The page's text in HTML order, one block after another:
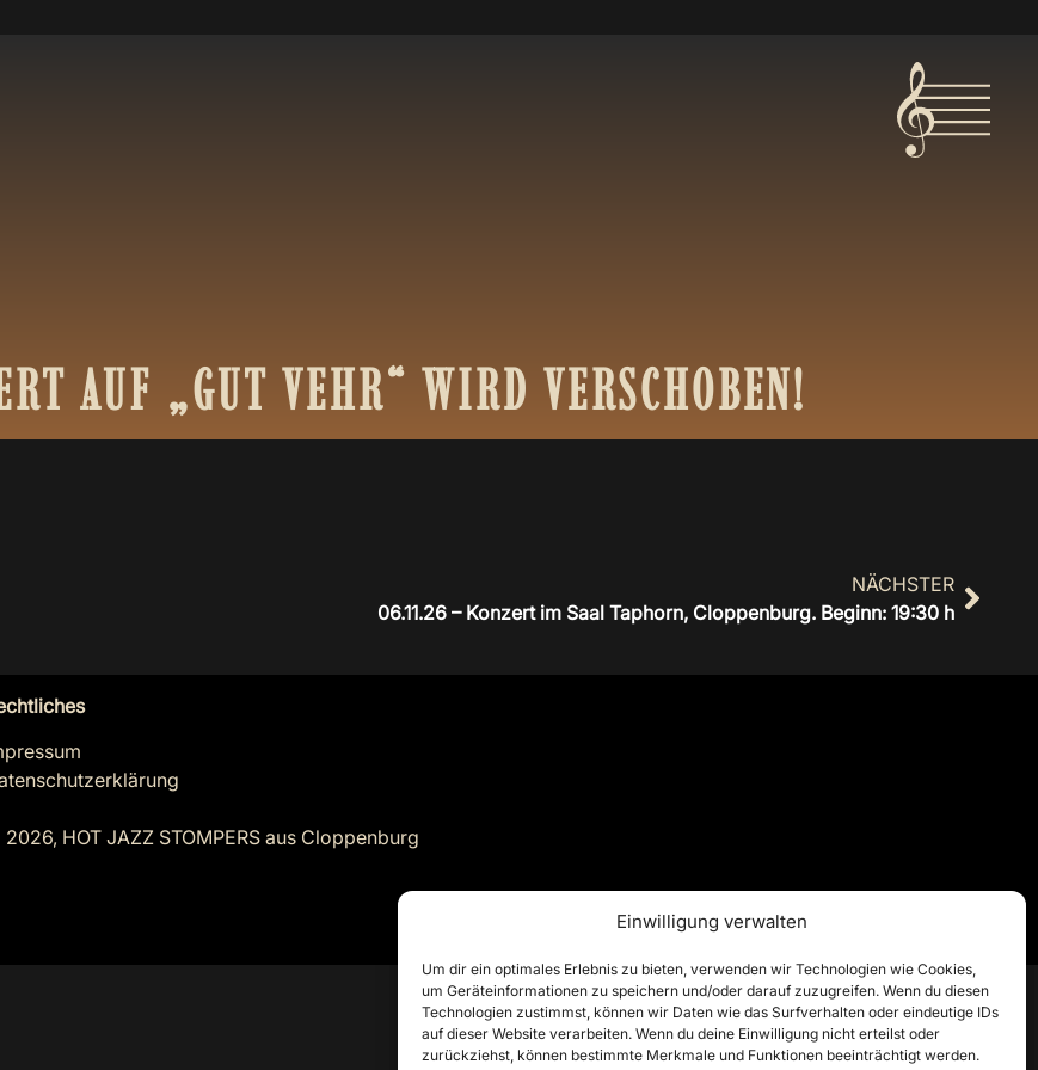
Einwilligung verwalten
Um dir ein optimales Erlebnis zu bieten, verwenden wir Technologien wie Cookies,
um Geräteinformationen zu speichern und/oder darauf zuzugreifen. Wenn du diesen
Technologien zustimmst, können wir Daten wie das Surfverhalten oder eindeutige IDs
auf dieser Website verarbeiten. Wenn du deine Einwilligung nicht erteilst oder
zurückziehst, können bestimmte Merkmale und Funktionen beeinträchtigt werden.
AUF „GUT VEHR“ WIRD VERSCHOBEN!
NÄCHSTER
06.11.26 – Konzert im Saal Taphorn, Cloppenburg. Beginn: 19:30 h
HOT JAZZ STOMPERS aus Cloppenburg